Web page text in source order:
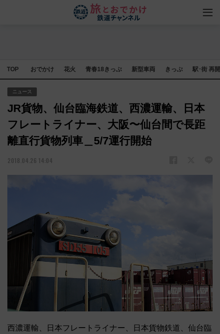
TOP おでかけ 花火 青春18きっぷ 新型車両 きっぷ 駅･街 再
ニュース
JR貨物、仙台臨海鉄道、西濃運輸、日本
フレートライナー、大阪〜仙台間で長距
離直行貨物列車＿5/7運行開始
2018.04.26 14:04
西濃運輸、日本フレートライナー、日本貨物鉄道、仙台臨